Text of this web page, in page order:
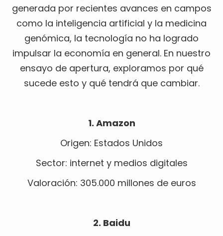
generada por recientes avances en campos
como la inteligencia artificial y la medicina
genómica, la tecnología no ha logrado
impulsar la economía en general. En nuestro
ensayo de apertura, exploramos por qué
sucede esto y qué tendrá que cambiar.
1. Amazon
Origen: Estados Unidos
Sector: internet y medios digitales
Valoración: 305.000 millones de euros
2. Baidu